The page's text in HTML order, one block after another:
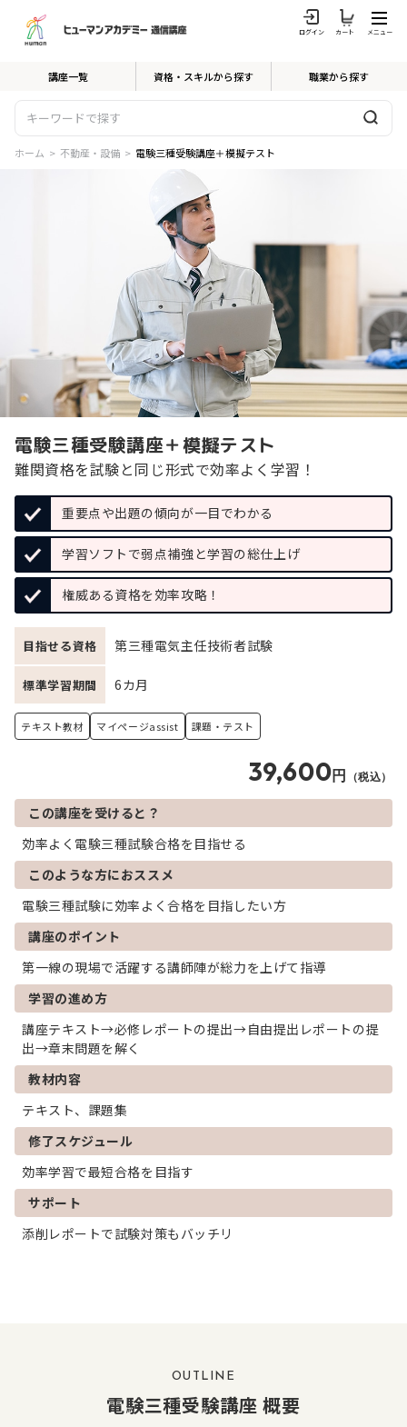
ログイン カート メニュー
講座一覧 資格・スキルから探す 職業から探す
ホーム > 不動産・設備 > 電験三種受験講座＋模擬テスト
電験三種受験講座＋模擬テスト
難関資格を試験と同じ形式で効率よく学習！
重要点や出題の傾向が一目でわかる
学習ソフトで弱点補強と学習の総仕上げ
権威ある資格を効率攻略！
目指せる資格 第三種電気主任技術者試験
標準学習期間 6カ月
テキスト教材 マイページassist 課題・テスト
39,600円 （税込）
この講座を受けると？
効率よく電験三種試験合格を目指せる
このような方におススメ
電験三種試験に効率よく合格を目指したい方
講座のポイント
第一線の現場で活躍する講師陣が総力を上げて指導
学習の進め方
講座テキスト→必修レポートの提出→自由提出レポートの提
出→章末問題を解く
教材内容
テキスト、課題集
修了スケジュール
効率学習で最短合格を目指す
サポート
添削レポートで試験対策もバッチリ
OUTLINE
電験三種受験講座 概要